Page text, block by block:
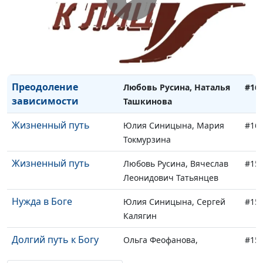
Любить и быть
любимой
Любовь Русина, Светлана
Баринова
Ольга Феофанова,
Анастасия Костерина
Преодоление
зависимости
Любовь Русина, Наталья
Ташкинова
Жизненный путь
Юлия Синицына, Мария
Токмурзина
Жизненный путь
Любовь Русина, Вячеслав
Леонидович Татьянцев
Нужда в Боге
Юлия Синицына, Сергей
Калягин
Долгий путь к Богу
Ольга Феофанова,